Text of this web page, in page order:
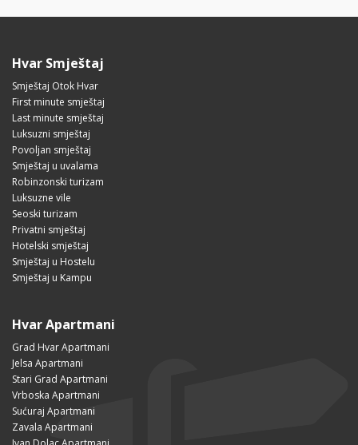
Hvar Smještaj
Smještaj Otok Hvar
First minute smještaj
Last minute smještaj
Luksuzni smještaj
Povoljan smještaj
Smještaj u uvalama
Robinzonski turizam
Luksuzne vile
Seoski turizam
Privatni smještaj
Hotelski smještaj
Smještaj u Hostelu
Smještaj u Kampu
Hvar Apartmani
Grad Hvar Apartmani
Jelsa Apartmani
Stari Grad Apartmani
Vrboska Apartmani
Sućuraj Apartmani
Zavala Apartmani